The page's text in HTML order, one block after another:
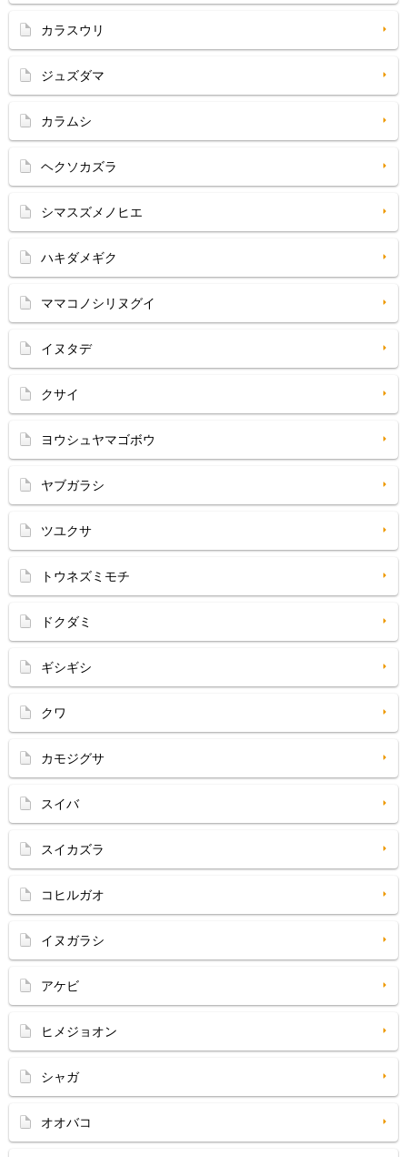
カラスウリ
ジュズダマ
カラムシ
ヘクソカズラ
シマスズメノヒエ
ハキダメギク
ママコノシリヌグイ
イヌタデ
クサイ
ヨウシュヤマゴボウ
ヤブガラシ
ツユクサ
トウネズミモチ
ドクダミ
ギシギシ
クワ
カモジグサ
スイバ
スイカズラ
コヒルガオ
イヌガラシ
アケビ
ヒメジョオン
シャガ
オオバコ